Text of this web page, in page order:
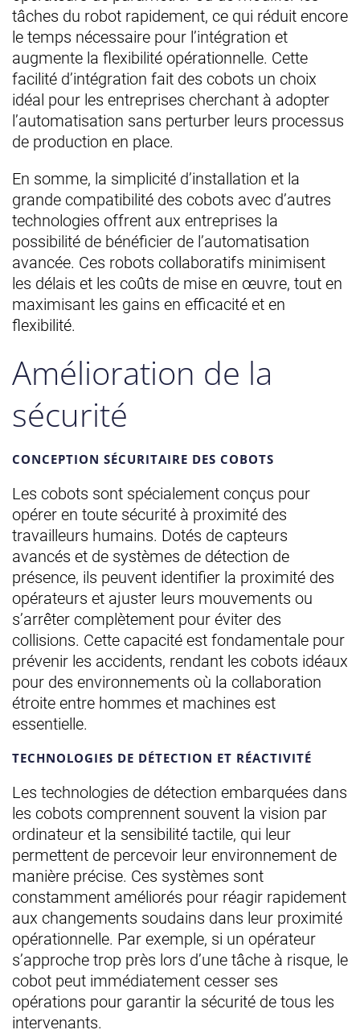
tâches du robot rapidement, ce qui réduit encore
le temps nécessaire pour l’intégration et
augmente la flexibilité opérationnelle. Cette
facilité d’intégration fait des cobots un choix
idéal pour les entreprises cherchant à adopter
l’automatisation sans perturber leurs processus
de production en place.
En somme, la simplicité d’installation et la
grande compatibilité des cobots avec d’autres
technologies offrent aux entreprises la
possibilité de bénéficier de l’automatisation
avancée. Ces robots collaboratifs minimisent
les délais et les coûts de mise en œuvre, tout en
maximisant les gains en efficacité et en
flexibilité.
Amélioration de la
sécurité
CONCEPTION SÉCURITAIRE DES COBOTS
Les cobots sont spécialement conçus pour
opérer en toute sécurité à proximité des
travailleurs humains. Dotés de capteurs
avancés et de systèmes de détection de
présence, ils peuvent identifier la proximité des
opérateurs et ajuster leurs mouvements ou
s’arrêter complètement pour éviter des
collisions. Cette capacité est fondamentale pour
prévenir les accidents, rendant les cobots idéaux
pour des environnements où la collaboration
étroite entre hommes et machines est
essentielle.
TECHNOLOGIES DE DÉTECTION ET RÉACTIVITÉ
Les technologies de détection embarquées dans
les cobots comprennent souvent la vision par
ordinateur et la sensibilité tactile, qui leur
permettent de percevoir leur environnement de
manière précise. Ces systèmes sont
constamment améliorés pour réagir rapidement
aux changements soudains dans leur proximité
opérationnelle. Par exemple, si un opérateur
s’approche trop près lors d’une tâche à risque, le
cobot peut immédiatement cesser ses
opérations pour garantir la sécurité de tous les
intervenants.